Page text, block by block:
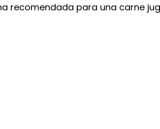
recomendada para una carne